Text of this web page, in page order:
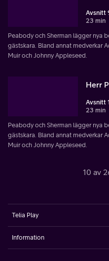
Avsnitt
23 min
Peabody och Sherman lägger nya
gästskara. Bland annat medverkar
Muir och Johnny Appleseed.
Herr
Avsnitt
23 min
Peabody och Sherman lägger nya
gästskara. Bland annat medverkar
Muir och Johnny Appleseed.
10 av
Telia Play
Information